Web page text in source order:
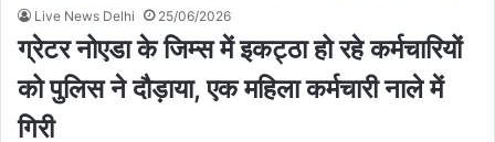
Live News Delhi 25/06/2026
ग्रेटर नोएडा के जिम्स में इकट्ठा हो रहे कर्मचारियों
को पुलिस ने दौड़ाया, एक महिला कर्मचारी नाले में
गिरी